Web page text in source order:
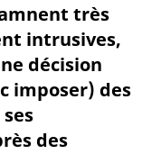
très
intrusives,
décision
imposer) des
des